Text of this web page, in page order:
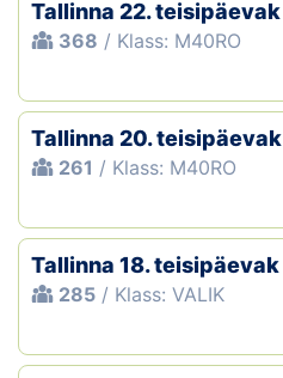
Tallinna 22. teisipäevak
368 / Klass: M40RO
Tallinna 20. teisipäevak
261 / Klass: M40RO
Tallinna 18. teisipäevak
285 / Klass: VALIK